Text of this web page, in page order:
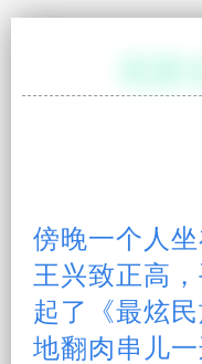
傍晚一个人
王兴致正高
起了《最炫
地翻肉串儿